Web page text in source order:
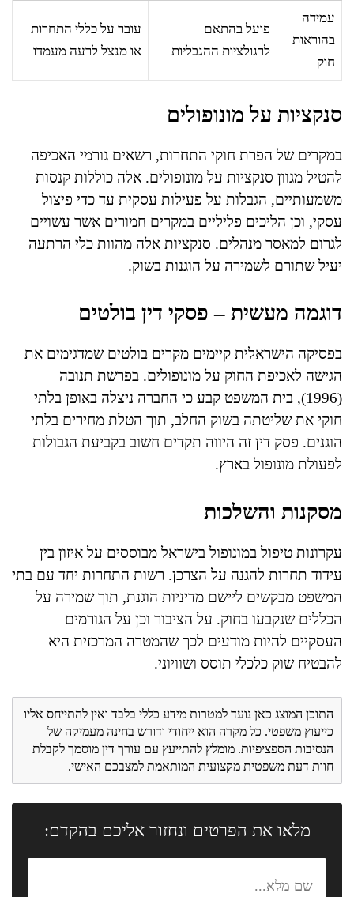
עמידה
בהוראות
חוק
פועל בהתאם
לרגולציות ההגבליות
עובר על כללי התחרות
או מנצל לרעה מעמדו
סנקציות על מונופולים
במקרים של הפרת חוקי התחרות, רשאים גורמי האכיפה
להטיל מגוון סנקציות על מונופולים. אלה כוללות קנסות
משמעותיים, הגבלות על פעילות עסקית עד כדי פיצול
עסקי, וכן הליכים פליליים במקרים חמורים אשר עשויים
לגרום למאסר מנהלים. סנקציות אלה מהוות כלי הרתעה
יעיל שתורם לשמירה על הוגנות בשוק.
דוגמה מעשית – פסקי דין בולטים
בפסיקה הישראלית קיימים מקרים בולטים שמדגימים את
הגישה לאכיפת החוק על מונופולים. בפרשת תנובה
(1996), בית המשפט קבע כי החברה ניצלה באופן בלתי
חוקי את שליטתה בשוק החלב, תוך הטלת מחירים בלתי
הוגנים. פסק דין זה היווה תקדים חשוב בקביעת הגבולות
לפעולת מונופול בארץ.
מסקנות והשלכות
עקרונות טיפול במונופול בישראל מבוססים על איזון בין
עידוד תחרות להגנה על הצרכן. רשות התחרות יחד עם בתי
המשפט מבקשים ליישם מדיניות הוגנת, תוך שמירה על
הכללים שנקבעו בחוק. על הציבור וכן על הגורמים
העסקיים להיות מודעים לכך שהמטרה המרכזית היא
להבטיח שוק כלכלי תוסס ושוויוני.
התוכן המוצג כאן נועד למטרות מידע כללי בלבד ואין להתייחס אליו
כייעוץ משפטי. כל מקרה הוא ייחודי ודורש בחינה מעמיקה של
הנסיבות הספציפיות. מומלץ להתייעץ עם עורך דין מוסמך לקבלת
חוות דעת משפטית מקצועית המותאמת למצבכם האישי.
מלאו את הפרטים ונחזור אליכם בהקדם: